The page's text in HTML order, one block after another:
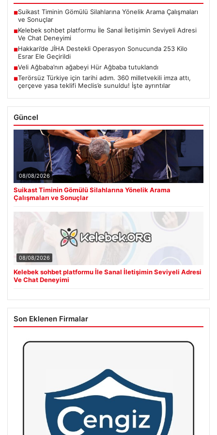
■Suikast Timinin Gömülü Silahlarına Yönelik Arama Çalışmaları
ve Sonuçlar
■Kelebek sohbet platformu İle Sanal İletişimin Seviyeli Adresi
Ve Chat Deneyimi
■Hakkari’de JİHA Destekli Operasyon Sonucunda 253 Kilo
Esrar Ele Geçirildi
■Veli Ağbaba’nın ağabeyi Hür Ağbaba tutuklandı
■Terörsüz Türkiye için tarihi adım. 360 milletvekili imza attı,
çerçeve yasa teklifi Meclis’e sunuldu! İşte ayrıntılar
Güncel
08/08/2026
Suikast Timinin Gömülü Silahlarına Yönelik Arama
Çalışmaları ve Sonuçlar
08/08/2026
Kelebek sohbet platformu İle Sanal İletişimin Seviyeli Adresi
Ve Chat Deneyimi
Son Eklenen Firmalar